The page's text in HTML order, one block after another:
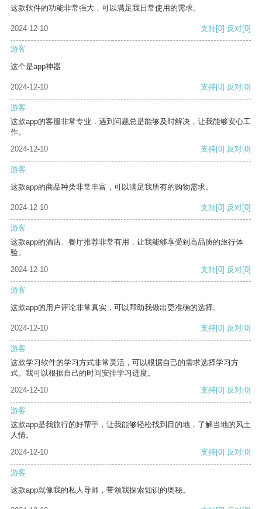
这款软件的功能非常强大，可以满足我日常使用的需求。
2024-12-10 支持[0] 反对[0]
游客
这个是app神器
2024-12-10 支持[0] 反对[0]
游客
这款app的客服非常专业，遇到问题总是能够及时解决，让我能够安心工
作。
2024-12-10
支持[0] 反对[0]
游客
这款app的商品种类非常丰富，可以满足我所有的购物需求。
2024-12-10 支持[0] 反对[0]
游客
这款app的酒店、餐厅推荐非常有用，让我能够享受到高品质的旅行体
验。
2024-12-10
支持[0] 反对[0]
游客
这款app的用户评论非常真实，可以帮助我做出更准确的选择。
2024-12-10 支持[0] 反对[0]
游客
这款学习软件的学习方式非常灵活，可以根据自己的需求选择学习方
式。我可以根据自己的时间安排学习进度。
2024-12-10
支持[0] 反对[0]
游客
这款app是我旅行的好帮手，让我能够轻松找到目的地，了解当地的风土
人情。
2024-12-10
支持[0] 反对[0]
游客
这款app就像我的私人导师，带领我探索知识的奥秘。